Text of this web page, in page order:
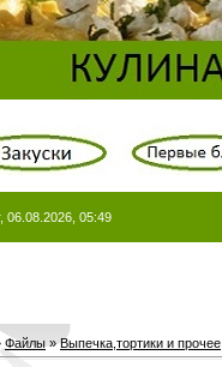
06.08.2026, 05:49
Файлы »Выпечка,тортики и прочее